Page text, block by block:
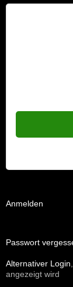
Anmelden
Passwort
Alternativer Login
angezeigt wird